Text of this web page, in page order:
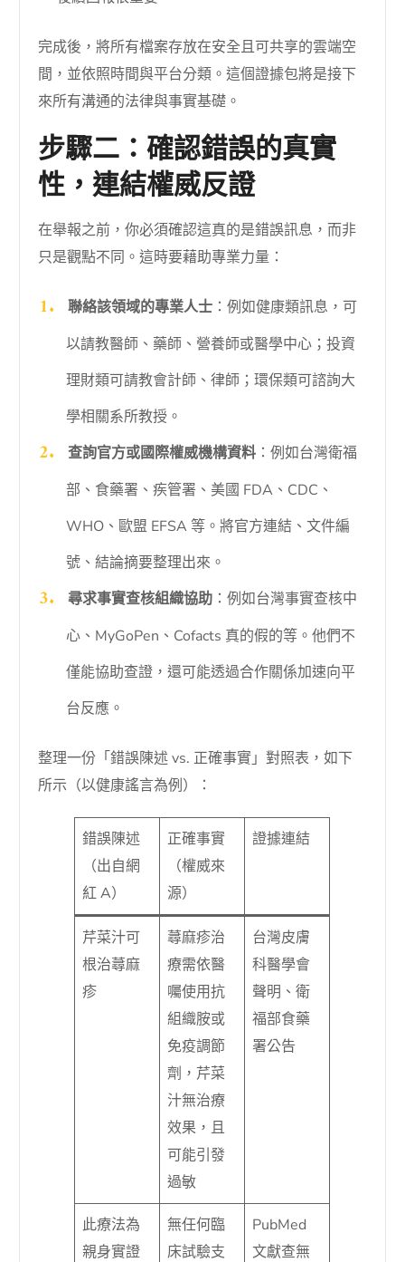
完成後，將所有檔案存放在安全且可共享的雲端空
間，並依照時間與平台分類。這個證據包將是接下
來所有溝通的法律與事實基礎。
步驟二：確認錯誤的真實
性，連結權威反證
在舉報之前，你必須確認這真的是錯誤訊息，而非
只是觀點不同。這時要藉助專業力量：
聯絡該領域的專業人士：例如健康類訊息，可
以請教醫師、藥師、營養師或醫學中心；投資
理財類可請教會計師、律師；環保類可諮詢大
學相關系所教授。
查詢官方或國際權威機構資料：例如台灣衛福
部、食藥署、疾管署、美國 FDA、CDC、
WHO、歐盟 EFSA 等。將官方連結、文件編
號、結論摘要整理出來。
尋求事實查核組織協助：例如台灣事實查核中
心、MyGoPen、Cofacts 真的假的等。他們不
僅能協助查證，還可能透過合作關係加速向平
台反應。
整理一份「錯誤陳述 vs. 正確事實」對照表，如下
所示（以健康謠言為例）：
錯誤陳述
（出自網
紅 A）
正確事實
（權威來
源）
證據連結
芹菜汁可
根治蕁麻
疹
蕁麻疹治
療需依醫
囑使用抗
組織胺或
免疫調節
劑，芹菜
汁無治療
效果，且
可能引發
過敏
台灣皮膚
科醫學會
聲明、衛
福部食藥
署公告
此療法為
親身實證
無任何臨
床試驗支
PubMed
文獻查無